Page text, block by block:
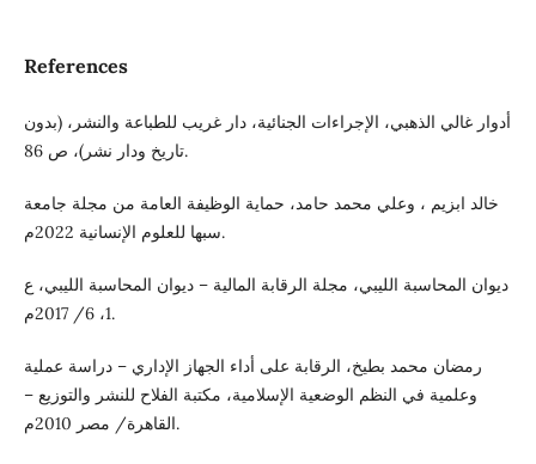
References
أدوار غالي الذهبي، الإجراءات الجنائية، دار غريب للطباعة والنشر، (بدون
تاريخ ودار نشر)، ص 86.
خالد ابزيم ، وعلي محمد حامد، حماية الوظيفة العامة من مجلة جامعة
سبها للعلوم الإنسانية 2022م.
ديوان المحاسبة الليبي، مجلة الرقابة المالية – ديوان المحاسبة الليبي، ع
1، 6/ 2017م.
رمضان محمد بطيخ، الرقابة على أداء الجهاز الإداري – دراسة عملية
وعلمية في النظم الوضعية الإسلامية، مكتبة الفلاح للنشر والتوزيع –
القاهرة/ مصر 2010م.